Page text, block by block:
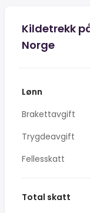
Kildetrekk
Norge
Lønn
Brakettavgift
Trygdeavgift
Fellesskatt
Total skatt